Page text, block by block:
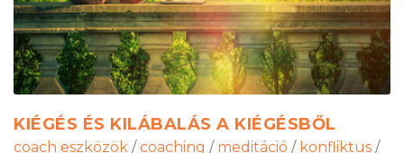
KIÉGÉS ÉS KILÁBALÁS A KIÉGÉSBŐL
coach eszközök / coaching / meditáció / konfliktus /